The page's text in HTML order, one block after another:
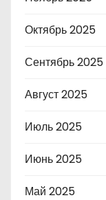
Октябрь 2025
Сентябрь 2025
Август 2025
Июль 2025
Июнь 2025
Май 2025